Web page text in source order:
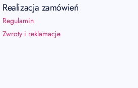
Realizacja zamówień
Regulamin
Zwroty i reklamacje